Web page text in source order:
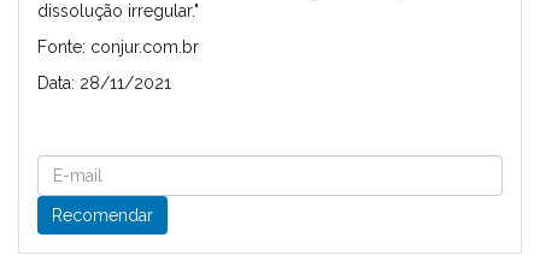
dissolução irregular."
Fonte: conjur.com.br
Data: 28/11/2021